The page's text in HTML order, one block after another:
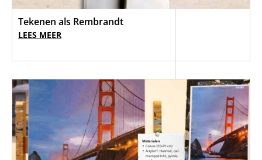
Tekenen als Rembrandt
LEES MEER